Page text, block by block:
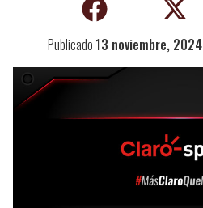
Publicado 13 noviembre, 2024